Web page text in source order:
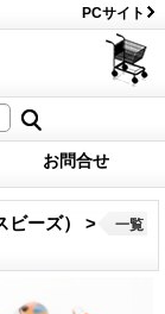
PCサイト
お問合せ
ビーズ） >
一覧